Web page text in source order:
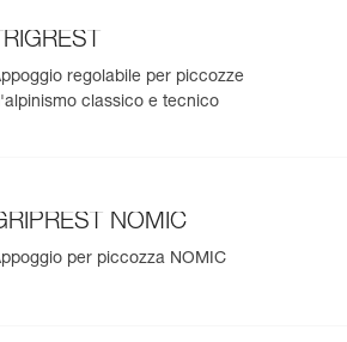
regolabile per piccozze
classico e tecnico
NOMIC
per piccozza NOMIC